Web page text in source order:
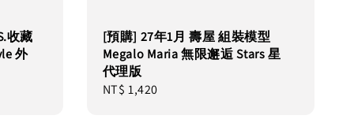
收藏
外
[預購] 27年1月 壽屋 組裝模型
Megalo Maria 無限邂逅 Stars 星
代理版
Regular
NT$ 1,420